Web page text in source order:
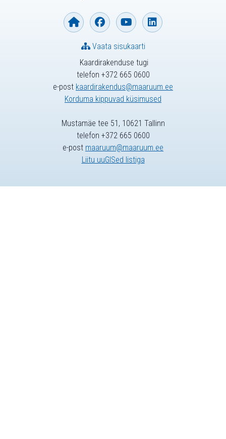
Kaardirakenduse tugi
telefon +372 665 0600
e-post kaardirakendus@maaruum.ee
Korduma kippuvad küsimused
Vaata sisukaarti
Mustamäe tee 51, 10621 Tallinn
telefon +372 665 0600
e-post maaruum@maaruum.ee
Liitu uuGISed listiga